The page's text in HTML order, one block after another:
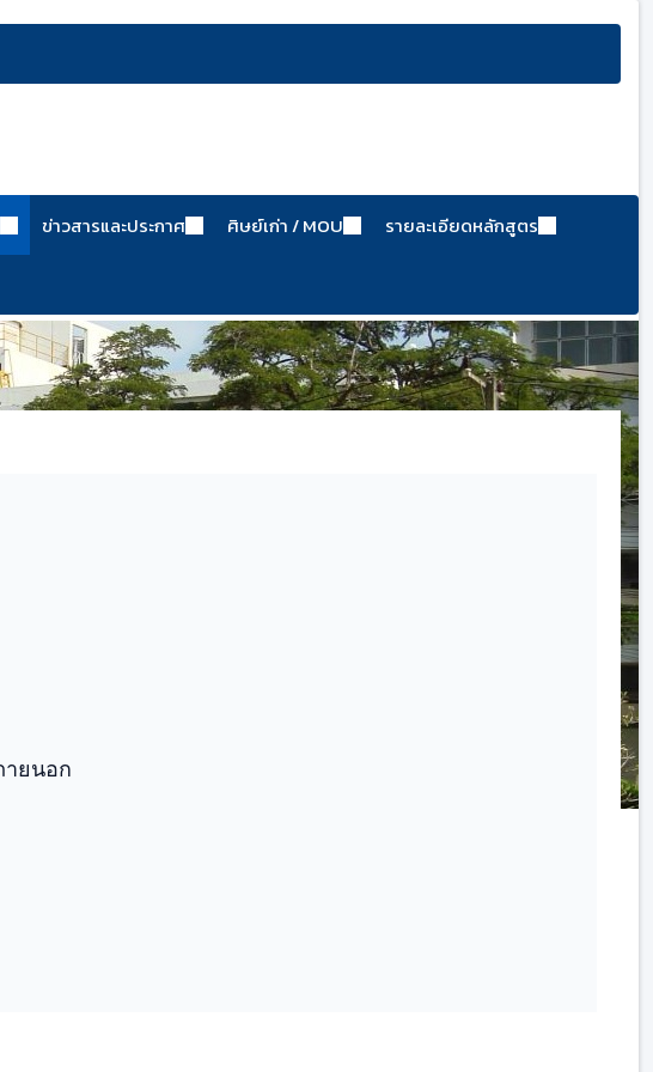
ข่าวสารและประกาศ ศิษย์เก่า / MOU รายละเอียดหลักสูตร